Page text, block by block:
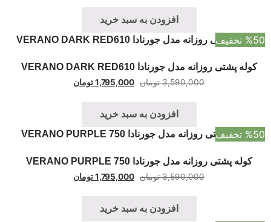
افزودن به سبد خرید
%50 تخفیف
کوله پشتی روزانه مدل جورنادا VERANO DARK RED610
3,590,000 تومان 1,795,000تومان
افزودن به سبد خرید
%50 تخفیف
کوله پشتی روزانه مدل جورنادا VERANO PURPLE 750
3,590,000 تومان 1,795,000تومان
افزودن به سبد خرید